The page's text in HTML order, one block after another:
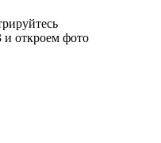
и откроем фото